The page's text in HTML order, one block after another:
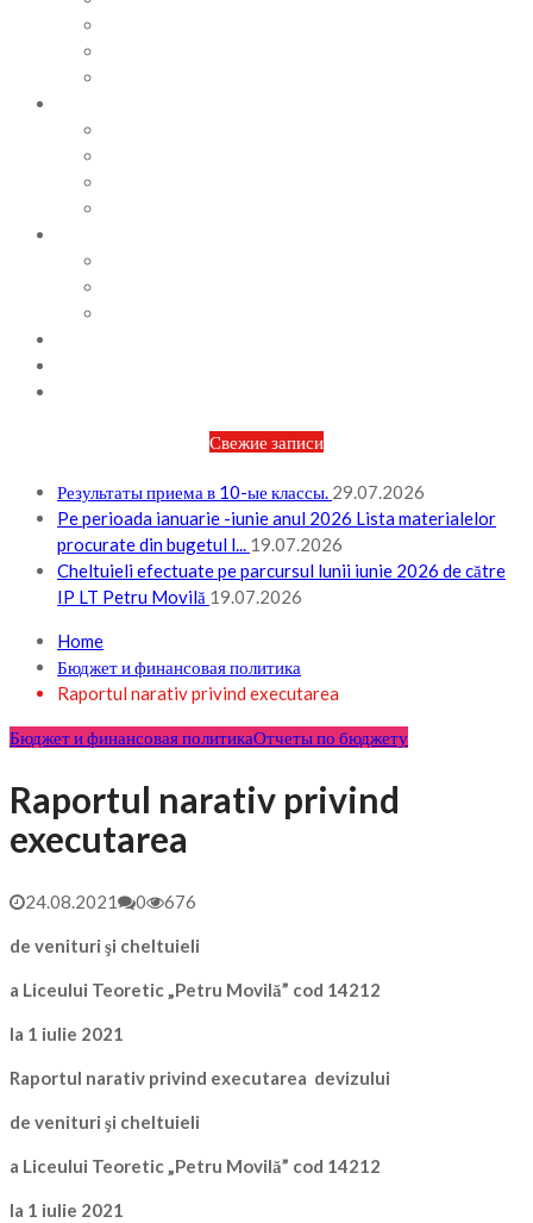
Свежие записи
Результаты приема в 10-ые классы. 29.07.2026
Pe perioada ianuarie -iunie anul 2026 Lista materialelor
procurate din bugetul l... 19.07.2026
Cheltuieli efectuate pe parcursul lunii iunie 2026 de către
IP LT Petru Movilă 19.07.2026
Home
Бюджет и финансовая политика
Raportul narativ privind executarea
Бюджет и финансовая политикаОтчеты по бюджету
Raportul narativ privind
executarea
24.08.2021 0 676
de venituri şi cheltuieli
a Liceului Teoretic „Petru Movilă” cod 14212
la 1 iulie 2021
Raportul narativ privind executarea devizului
de venituri şi cheltuieli
a Liceului Teoretic „Petru Movilă” cod 14212
la 1 iulie 2021